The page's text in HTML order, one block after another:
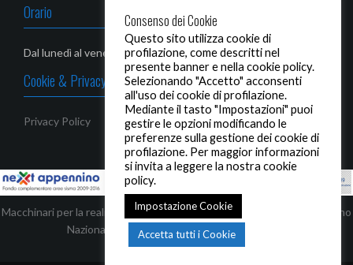
Orario
Dal lunedì al venerdì: 08,00-13,00 / 14,30 - 19,00
Cookie & Privacy Policy
Privacy Policy
Macchinari per la realizzazione di infissi ed automezzi, finanziati dal Piano
Nazionale Complementare - Next Appennino
Consenso dei Cookie
Questo sito utilizza cookie di
profilazione, come descritti nel
presente banner e nella cookie policy.
Selezionando "Accetto" acconsenti
all'uso dei cookie di profilazione.
Mediante il tasto "Impostazioni" puoi
gestire le opzioni modificando le
preferenze sulla gestione dei cookie di
profilazione. Per maggior informazioni
si invita a leggere la nostra cookie
policy.
Impostazione Cookie
Accetta tutti i Cookie